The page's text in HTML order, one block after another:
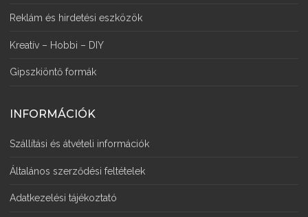
Reklám és hirdetési eszközök
Kreatív – Hobbi – DIY
Gipszkiöntő formák
INFORMÁCIÓK
Szállítási és átvételi információk
Általános szerződési feltételek
Adatkezelési tájékoztató